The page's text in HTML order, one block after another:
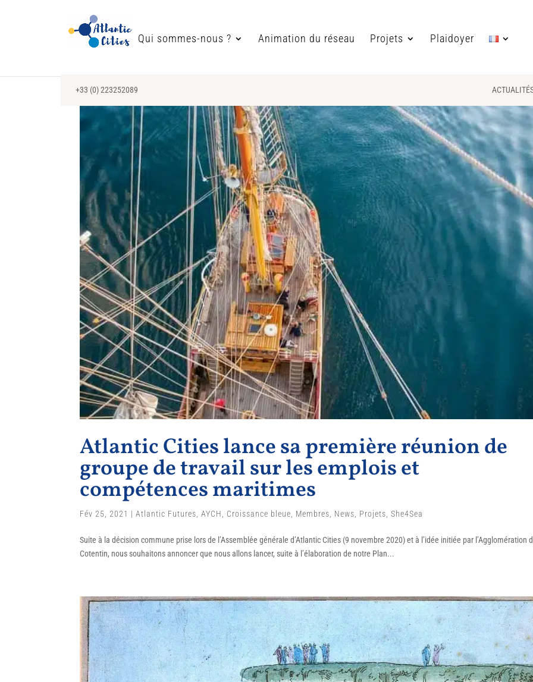
Qui sommes-nous ? Animation du réseau Projets Plaidoyer
+33 (0) 223252089
Atlantic Cities lance sa première réunion de
groupe de travail sur les emplois et
compétences maritimes
Fév 25, 2021 |Atlantic Futures,AYCH, Croissance bleue, Membres, News, Projets,She4Sea
Suite à la décision commune prise lors de l’Assemblée générale d’Atlantic Cities (9 novembre 2020) et à l’idée initiée par l’Agglomération
Cotentin, nous souhaitons annoncer que nous allons lancer, suite à l’élaboration de notre Plan...